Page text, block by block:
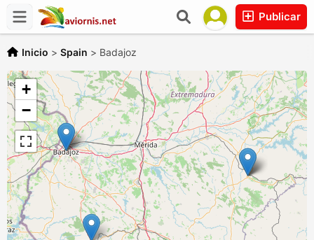
Publicar
Inicio > Spain > Badajoz
+
−